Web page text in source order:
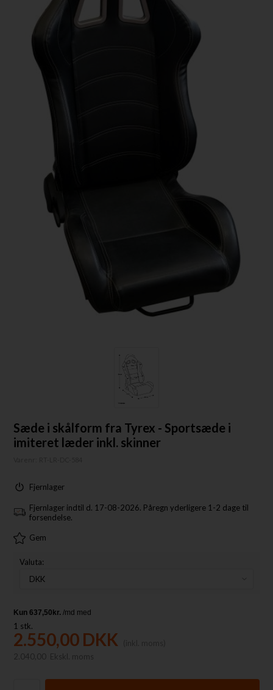
Sæde i skålform fra Tyrex - Sportsæde i
imiteret læder inkl. skinner
Fjernlager
Fjernlager indtil d. 17-08-2026. Påregn yderligere 1-2 dage til
forsendelse.
Gem
Valuta:
1 stk.
2.550,00 DKK
2.040,00
Ekskl. moms